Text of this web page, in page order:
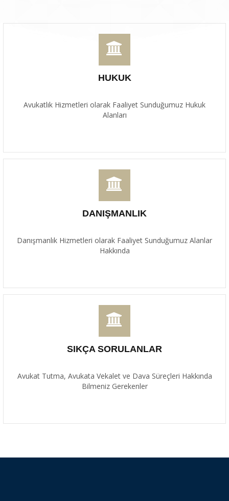
HUKUK
Avukatlık Hizmetleri olarak Faaliyet Sunduğumuz Hukuk
Alanları
DANIŞMANLIK
Danışmanlık Hizmetleri olarak Faaliyet Sunduğumuz Alanlar
Hakkında
SIKÇA SORULANLAR
Avukat Tutma, Avukata Vekalet ve Dava Süreçleri Hakkında
Bilmeniz Gerekenler